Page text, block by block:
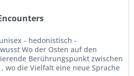
- hedonistisch -
Wo der Osten auf den
Berührungspunkt zwischen
wo die Vielfalt eine neue Sprache